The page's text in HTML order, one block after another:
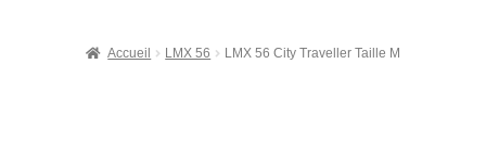
Accueil LMX 56 LMX 56 City Traveller Taille M